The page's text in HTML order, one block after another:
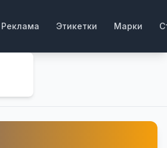
Реклама Этикетки Марки